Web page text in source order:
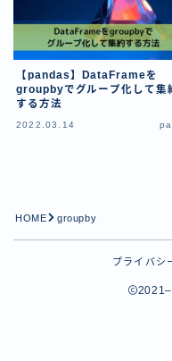
Pythonのtips
プロフィール
【pandas】DataFrameを
groupbyでグループ化して集
する方法
2022.03.14
HOME groupby
プライバシ